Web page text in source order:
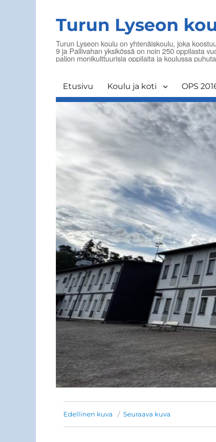
Turun Lyseon
Turun Lyseon koulu on yhtenäiskoulu, joka
9 ja Pallivahan yksikössä on noin 250 oppilasta
paljon monikulttuurisia oppilaita ja koulussa
Etusivu Koulu ja koti OPS
Edellinen kuva Seuraava kuva